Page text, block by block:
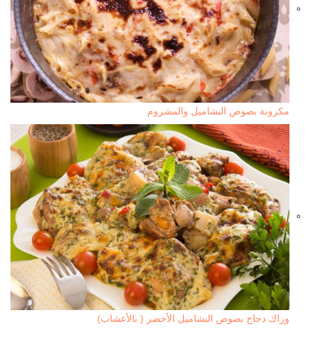
مكرونة بصوص البشاميل والمشروم
وراك دجاج بصوص البشاميل الأخضر ( بالأعشاب)